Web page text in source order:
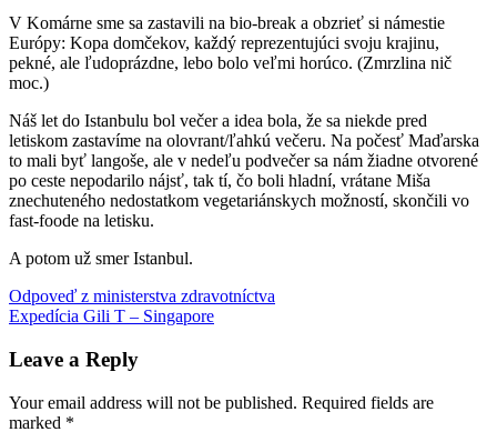
V Komárne sme sa zastavili na bio-break a obzrieť si námestie
Európy: Kopa domčekov, každý reprezentujúci svoju krajinu,
pekné, ale ľudoprázdne, lebo bolo veľmi horúco. (Zmrzlina nič
moc.)
Náš let do Istanbulu bol večer a idea bola, že sa niekde pred
letiskom zastavíme na olovrant/ľahkú večeru. Na počesť Maďarska
to mali byť langoše, ale v nedeľu podvečer sa nám žiadne otvorené
po ceste nepodarilo nájsť, tak tí, čo boli hladní, vrátane Miša
znechuteného nedostatkom vegetariánskych možností, skončili vo
fast-foode na letisku.
A potom už smer Istanbul.
výlet
s
Post
navigation
Previous
Post:
Odpoveď z ministerstva zdravotníctva
Next
Expedícia Gili T – Singapore
Leave a Reply
Your email address will not be published. Required fields are
marked *